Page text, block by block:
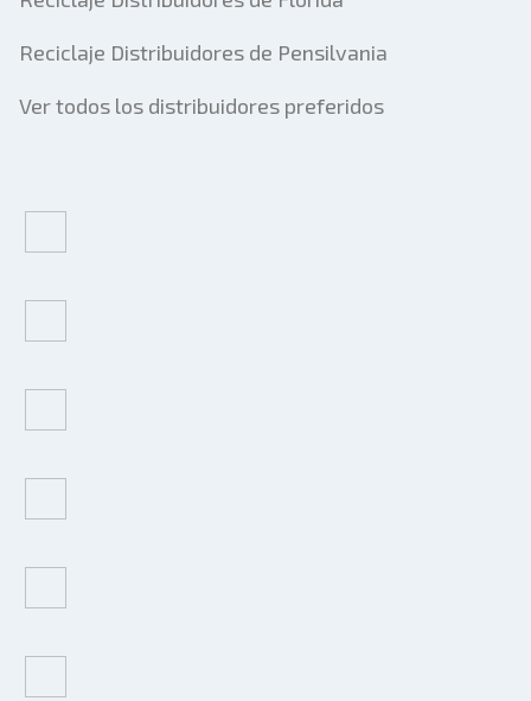
Reciclaje Distribuidores de Pensilvania
Ver todos los distribuidores preferidos